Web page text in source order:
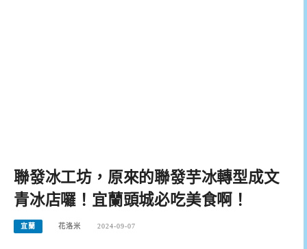
聯發冰工坊，原來的聯發芋冰轉型成文
青冰店囉！宜蘭頭城必吃美食啊！
宜蘭 花洛米 2024-09-07